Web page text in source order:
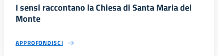
I sensi raccontano la Chiesa di Santa Maria del
Monte
APPROFONDISCI